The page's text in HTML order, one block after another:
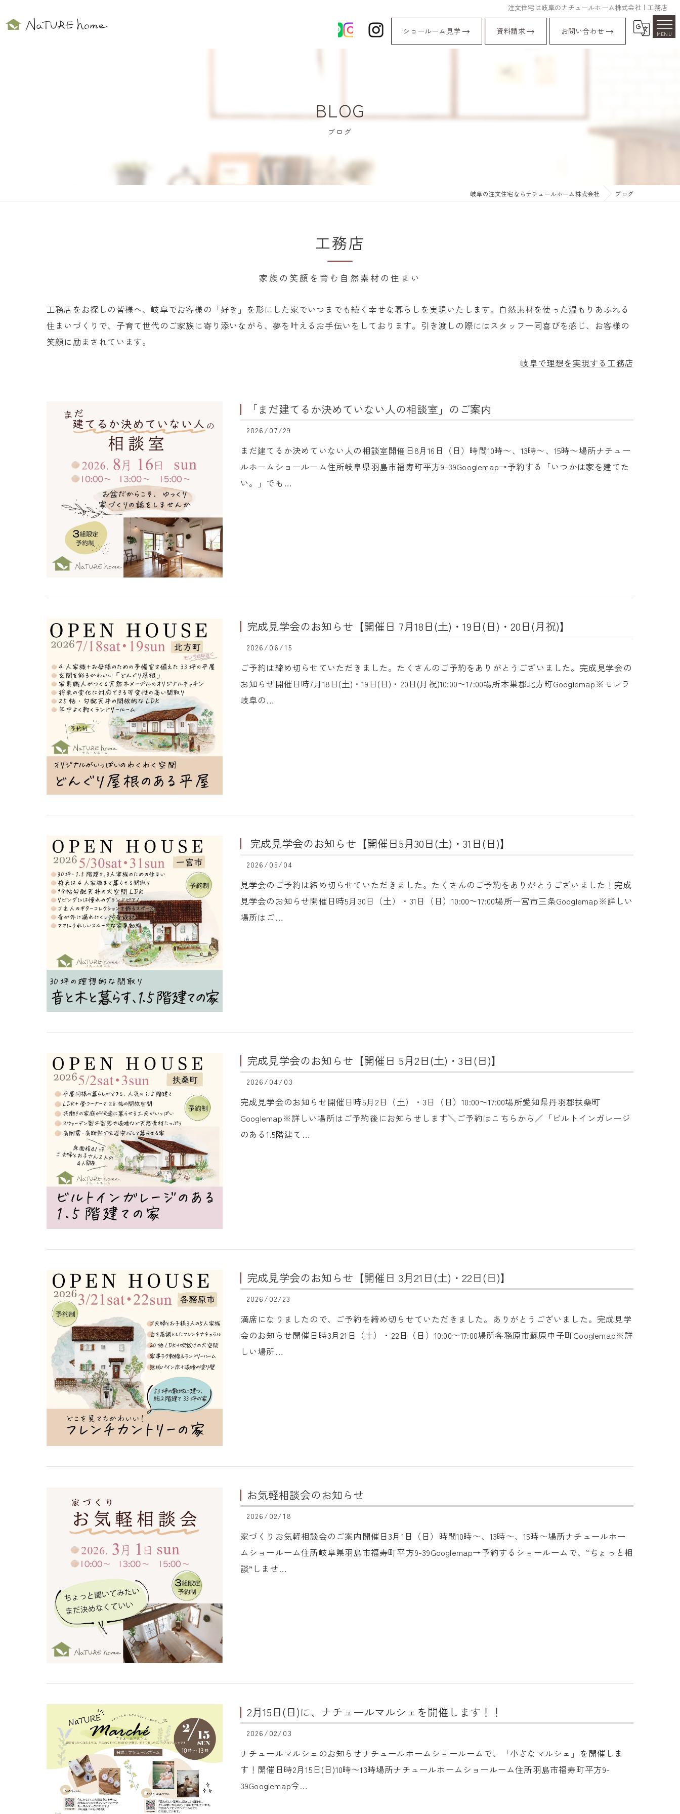
注文住宅は岐阜のナチュールホーム株式会社 | 工務店
ショールーム見学 資料請求 お問い合わせ
BLOG
ブログ
岐阜の注文住宅ならナチュールホーム株式会社 ブログ
工務店
家族の笑顔を育む自然素材の住まい
工務店をお探しの皆様へ、岐阜でお客様の「好き」を形にした家でいつまでも続く幸せな暮らしを実現いたします。自然素材を使った温もりあふれる
住まいづくりで、子育て世代のご家族に寄り添いながら、夢を叶えるお手伝いをしております。引き渡しの際にはスタッフ一同喜びを感じ、お客様の
笑顔に励まされています。
岐阜で理想を実現する工務店
「まだ建てるか決めていない人の相談室」のご案内
2026/07/29
まだ建てるか決めていない人の相談室開催日8月16日（日）時間10時～、13時～、15時～場所ナチュー
ルホームショールーム住所岐阜県羽島市福寿町平方9-39Googlemap→予約する「いつかは家を建てた
い。」でも…
完成見学会のお知らせ【開催日 7月18日(土)・19日(日)・20日(月祝)】
2026/06/15
ご予約は締め切らせていただきました。たくさんのご予約をありがとうございました。完成見学会の
お知らせ開催日時7月18日(土)・19日(日)・20日(月祝)10:00～17:00場所本巣郡北方町Googlemap※モレラ
岐阜の…
​ 完成見学会のお知らせ【開催日5月30日(土)・31日(日)】
2026/05/04
見学会のご予約は締め切らせていただきました。たくさんのご予約をありがとうございました！完成
見学会のお知らせ開催日時5月30日（土）・31日（日）10:00～17:00場所一宮市三条Googlemap※詳しい
場所はご…
完成見学会のお知らせ【開催日 5月2日(土)・3日(日)】
2026/04/03
完成見学会のお知らせ開催日時5月2日（土）・3日（日）10:00～17:00場所愛知県丹羽郡扶桑町
Googlemap※詳しい場所はご予約後にお知らせします＼ご予約はこちらから／「ビルトインガレージ
のある1.5階建て…
完成見学会のお知らせ【開催日 3月21日(土)・22日(日)】
2026/02/23
満席になりましたので、ご予約を締め切らせていただきました。ありがとうございました。完成見学
会のお知らせ開催日時3月21日（土）・22日（日）10:00～17:00場所各務原市蘇原申子町Googlemap※詳
しい場所…
お気軽相談会のお知らせ
2026/02/18
家づくりお気軽相談会のご案内開催日3月1日（日）時間10時～、13時～、15時～場所ナチュールホー
ムショールーム住所岐阜県羽島市福寿町平方9-39Googlemap→予約するショールームで、“ちょっと相
談”しませ…
2月15日(日)に、ナチュールマルシェを開催します！！
2026/02/03
ナチュールマルシェのお知らせナチュールホームショールームで、「小さなマルシェ」を開催しま
す！開催日時2月15日(日)10時～13時場所ナチュールホームショールーム住所羽島市福寿町平方9-
39Googlemap今…